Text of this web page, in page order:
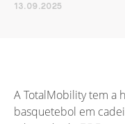
13.09.2025
A TotalMobility tem a
basquetebol em